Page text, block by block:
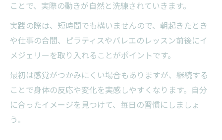
ことで、実際の動きが自然と洗練されていきます。
実践の際は、短時間でも構いませんので、朝起きたとき
や仕事の合間、ピラティスやバレエのレッスン前後にイ
メジェリーを取り入れることがポイントです。
最初は感覚がつかみにくい場合もありますが、継続する
ことで身体の反応や変化を実感しやすくなります。自分
に合ったイメージを見つけて、毎日の習慣にしましょ
う。